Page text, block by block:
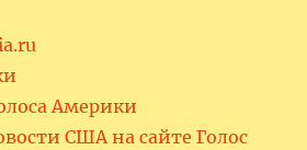
Америки
США на сайте Голос